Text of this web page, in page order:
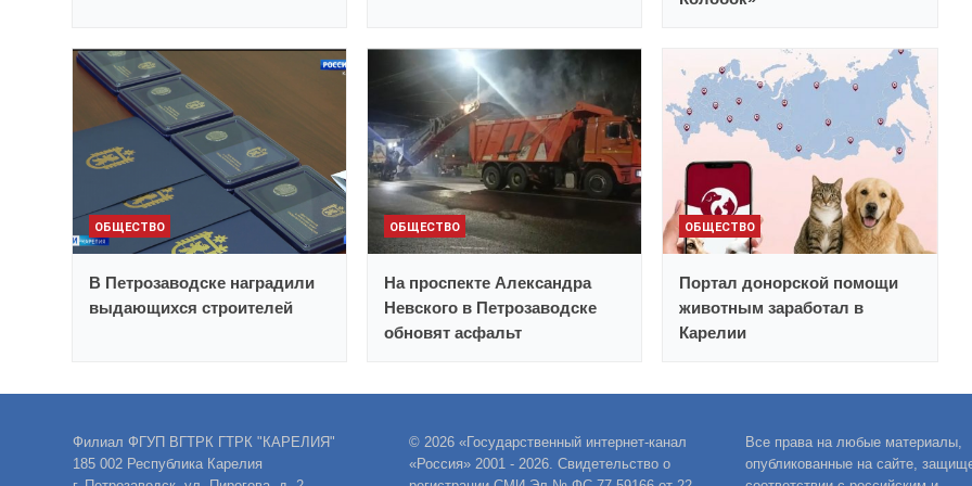
ОБЩЕСТВО
В Петрозаводске наградили
выдающихся строителей
ОБЩЕСТВО
На проспекте Александра
Невского в Петрозаводске
обновят асфальт
ОБЩЕСТВО
Портал донорской помощи
животным заработал в
Карелии
Филиал ФГУП ВГТРК ГТРК "КАРЕЛИЯ"
185 002 Республика Карелия
© 2026 «Государственный интернет-канал
«Россия» 2001 - 2026. Свидетельство о
Все права на любые материалы,
опубликованные на сайте,